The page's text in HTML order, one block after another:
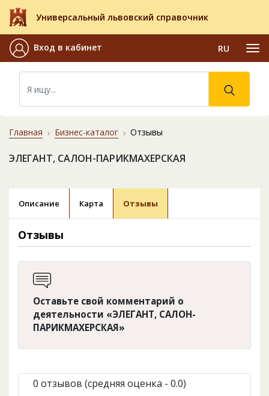
Универсальный львовский справочник
Вход в кабинет RU
Главная Бизнес-каталог Отзывы
ЭЛЕГАНТ, САЛОН-ПАРИКМАХЕРСКАЯ
Описание Карта Отзывы
Отзывы
Оставьте свой комментарий о
деятельности «ЭЛЕГАНТ, САЛОН-
ПАРИКМАХЕРСКАЯ»
0 отзывов (средняя оценка - 0.0)